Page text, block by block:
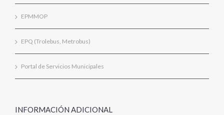
EPMMOP
EPQ (Trolebus, Metrobus)
Portal de Servicios Municipales
INFORMACIÓN ADICIONAL